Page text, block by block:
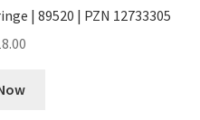
| 89520 | PZN 12733305